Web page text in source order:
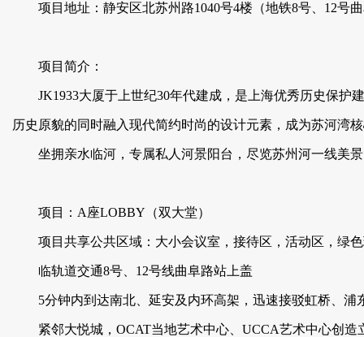
项目地址：静安区北苏州路1040号4楼（地铁8号、12号
项目简介：
JK1933大厦于上世纪30年代建成，是上海优秀历史保护
历史原貌的同时融入现代简约时尚的设计元素，成为苏河湾
坐拥亲水临河，专属私人河景阳台，尽览苏州河一线
项目：A座LOBBY（双大堂）
项目共享公共区域：大小会议室，接待区，活动区， 绿色
临轨道交通8号、12号线曲阜路站上盖
5分钟内到达南北、延安及内环高架，迅速接驳虹桥
紧邻大悦城，OCAT当地艺术中心、UCCA艺术中心创造立体